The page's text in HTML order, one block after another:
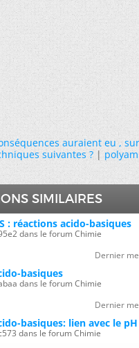
auraient eu ,
suivantes ?|
SIMILAIRES
: réactions acido-basiques
dans le forum Chimie
Dernier
basiques
dans le forum Chimie
Dernier
basiques: lien avec le pH
dans le forum Chimie